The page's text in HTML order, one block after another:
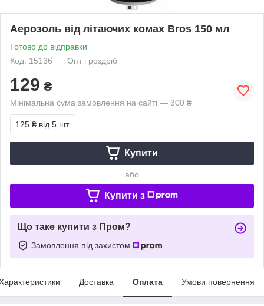
Аерозоль від літаючих комах Bros 150 мл
Готово до відправки
Код: 15136
Опт і роздріб
129 ₴
Мінімальна сума замовлення на сайті — 300 ₴
125 ₴ від 5 шт.
Купити
або
Купити з
Що таке купити з Пром?
Замовлення під захистом
Доставка Оплата Умови повернення